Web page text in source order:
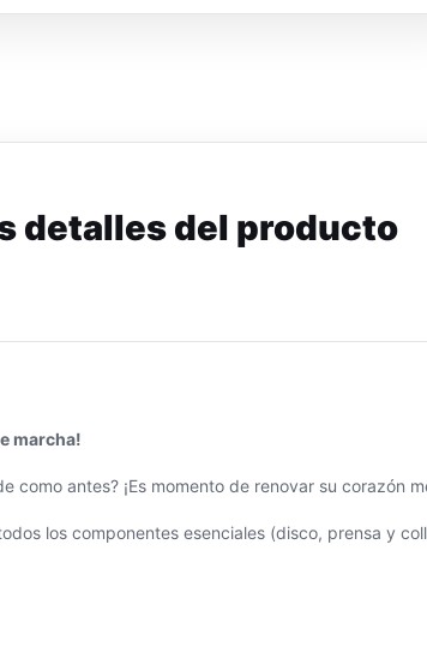
detalles del producto
marcha!
como antes? ¡Es momento de renovar su corazón
los componentes esenciales (disco, prensa y